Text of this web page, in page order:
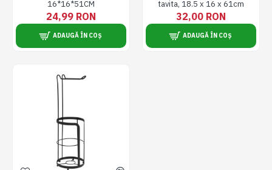
16*16*51CM
24,99 RON
ADAUGĂ ÎN COȘ
tavita, 18.5 x 16 x 61cm
32,00 RON
ADAUGĂ ÎN COȘ